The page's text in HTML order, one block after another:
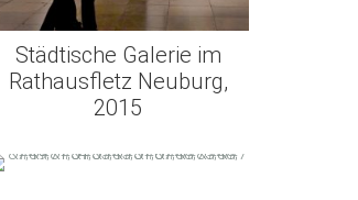
Städtische Galerie im
Rathausfletz Neuburg,
2015